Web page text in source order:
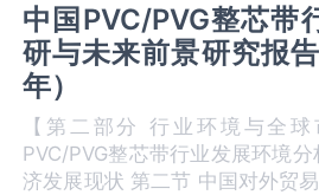
中国PVC/PVG整芯带
研与未来前景研究报
年）
【第二部分 行业环境与全
PVC/PVG整芯带‌‌‌行业发展环境
济发展现状 第二节 中国对外贸